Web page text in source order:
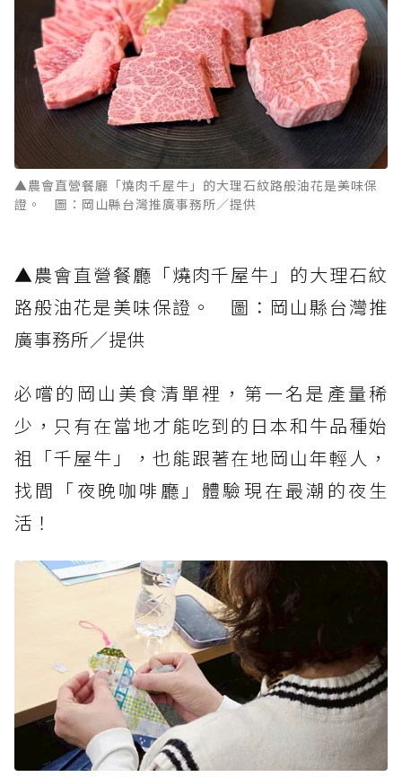
▲農會直營餐廳「燒肉千屋牛」的大理石紋路般油花是美味保
證。 圖：岡山縣台灣推廣事務所／提供
▲農會直營餐廳「燒肉千屋牛」的大理石紋
路般油花是美味保證。 圖：岡山縣台灣推
廣事務所／提供
必嚐的岡山美食清單裡，第一名是產量稀
少，只有在當地才能吃到的日本和牛品種始
祖「千屋牛」，也能跟著在地岡山年輕人，
找間「夜晚咖啡廳」體驗現在最潮的夜生
活！